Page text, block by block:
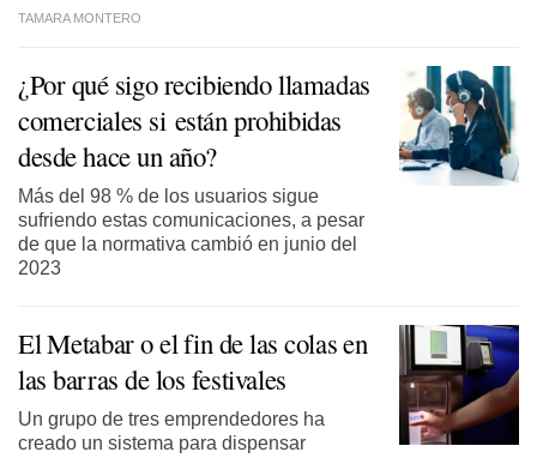
TAMARA MONTERO
¿Por qué sigo recibiendo llamadas
comerciales si están prohibidas
desde hace un año?
Más del 98 % de los usuarios sigue
sufriendo estas comunicaciones, a pesar
de que la normativa cambió en junio del
2023
El Metabar o el fin de las colas en
las barras de los festivales
Un grupo de tres emprendedores ha
creado un sistema para dispensar